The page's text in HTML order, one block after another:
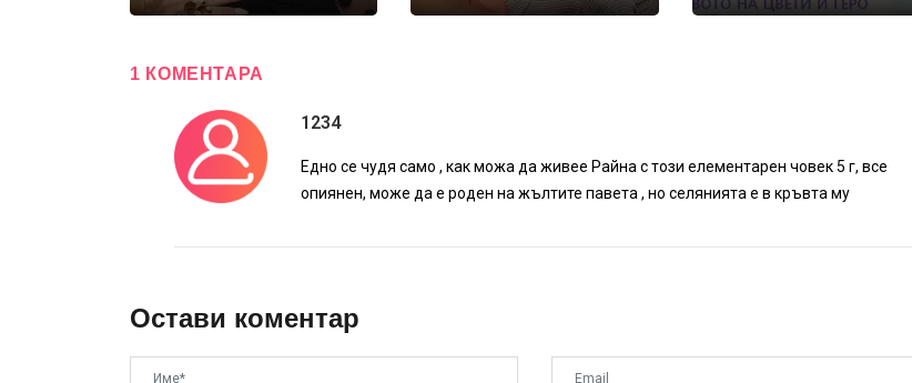
1 КОМЕНТАРА
1234
Едно се чудя само , как можа да живее Райна с този елементарен човек 5 г, все
опиянен, може да е роден на жълтите павета , но селянията е в кръвта му
Остави коментар